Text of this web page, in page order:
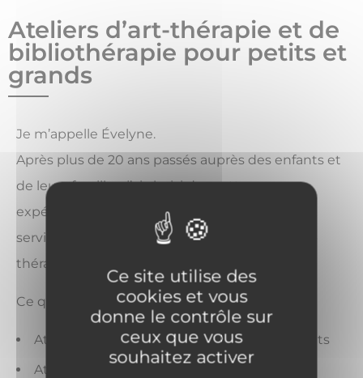
Ateliers d’art-thérapie et de
bibliothérapie pour petits et
grands
Je m’appelle Évelyne.
Après plus de 20 ans passés auprès des enfants et
de leurs familles, j’ai choisi de mettre mon
expérience, ma sensibilité et ma créativité au
service du bien-être émotionnel, à travers l’art-
thérapie et la bibliothérapie.
Ce que je propose :
Ateliers d’art-thérapie pour adultes et enfants
Ateliers de bibliothérapie jeunesse
Ce site utilise des
cookies et vous
donne le contrôle sur
ceux que vous
souhaitez activer